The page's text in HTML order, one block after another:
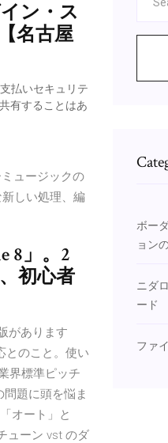
ン・ス
名古屋
払いセキュリテ
有することはあ
ュージックの
しい処理、編
8」。2
初心者
があります
とのこと。使い
界標準ピッチ
題に頭を悩ま
オート」と
ューン vst のダ
ボー
ョン
ニダ
ード
ファ